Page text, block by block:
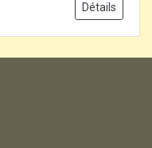
Détails